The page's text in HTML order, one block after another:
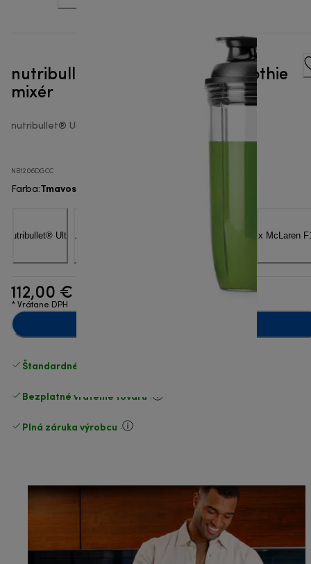
nutribullet® Ultra 1200W - Smoothie
mixér
nutribullet® Ultra
NB1206DGCC
Farba:Tmavosivé farebné prevedenie
112,00 €
* Vrátane DPH
Štandardné bezplatné doručenie
Bezplatné vrátenie tovaru .
Plná záruka výrobcu .